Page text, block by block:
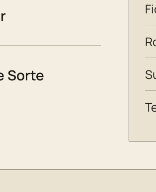
Sorte